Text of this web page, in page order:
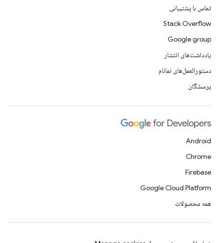
تماس با پشتیبانی
Stack Overflow
Google group
یادداشت‌های انتشار
دستورالعمل‌های نمانام
پرسشگان
Android
Chrome
Firebase
Google Cloud Platform
همه محصولات